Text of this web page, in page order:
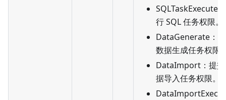
SQLTaskExecute
行 SQL 任务权限。
DataGenerate：
数据生成任务权限
DataImport：提
据导入任务权限。